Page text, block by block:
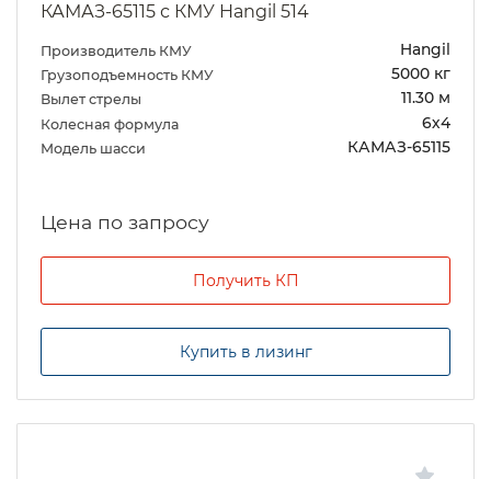
КАМАЗ-65115 с КМУ Hangil 514
Производитель КМУ Hangil
Грузоподъемность КМУ 5000 кг
Вылет стрелы 11.30 м
Колесная формула 6х4
Модель шасси КАМАЗ-65115
Цена по запросу
Получить КП
Купить в лизинг